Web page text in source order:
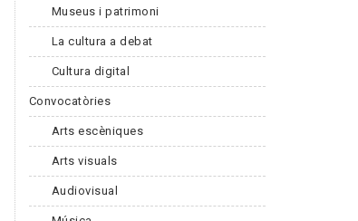
Museus i patrimoni
La cultura a debat
Cultura digital
Convocatòries
Arts escèniques
Arts visuals
Audiovisual